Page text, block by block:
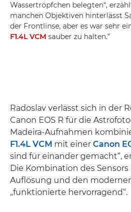
Wassertröpfchen belegten“,
manchen Objektiven hinterlässt
der Frontlinse, aber es war sehr
F1.4L VCM sauber zu halten.”
Radoslav verlässt sich in der
Canon EOS R für die
Madeira-Aufnahmen
F1.4L VCM mit einer Canon
sind für einander gemacht“,
Die Kombination des
Auflösung und den
„funktionierte hervorragend“.